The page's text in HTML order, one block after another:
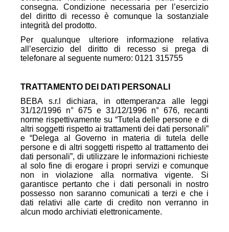
consegna. Condizione necessaria per l’esercizio
del diritto di recesso è comunque la sostanziale
integrità del prodotto.
Per qualunque ulteriore informazione relativa
all’esercizio del diritto di recesso si prega di
telefonare al seguente numero: 0121 315755
TRATTAMENTO DEI DATI PERSONALI
BEBA s.r.l dichiara, in ottemperanza alle leggi
31/12/1996 n° 675 e 31/12/1996 n° 676, recanti
norme rispettivamente su “Tutela delle persone e di
altri soggetti rispetto ai trattamenti dei dati personali”
e “Delega al Governo in materia di tutela delle
persone e di altri soggetti rispetto al trattamento dei
dati personali”, di utilizzare le informazioni richieste
al solo fine di erogare i propri servizi e comunque
non in violazione alla normativa vigente. Si
garantisce pertanto che i dati personali in nostro
possesso non saranno comunicati a terzi e che i
dati relativi alle carte di credito non verranno in
alcun modo archiviati elettronicamente.